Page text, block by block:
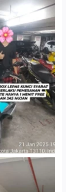
Jatinegara
Parkir P6A